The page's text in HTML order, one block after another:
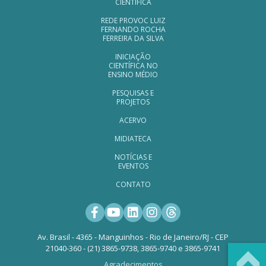
CIENTÍFICA
REDE PROVOC LUIZ
FERNANDO ROCHA
FERREIRA DA SILVA
INICIAÇÃO
CIENTÍFICA NO
ENSINO MÉDIO
PESQUISAS E
PROJETOS
ACERVO
MIDIATECA
NOTÍCIAS E
EVENTOS
CONTATO
Facebook
Youtube
LinkedIn
Instagram
Threads
Av. Brasil - 4365 - Manguinhos - Rio de Janeiro/RJ - CEP
21040-360 - (21) 3865-9738, 3865-9740 e 3865-9741